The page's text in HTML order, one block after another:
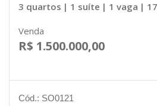
3 quartos | 1 suíte | 1 vaga |
Venda
R$ 1.500.000,00
Cód.: SO0121